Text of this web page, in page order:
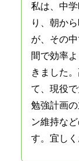
私は、中
り、朝か
が、その
間で効率
きました
て、現役
勉強計画
ン維持な
す。宜しく